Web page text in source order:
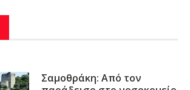
Σαμοθράκη: Από τον